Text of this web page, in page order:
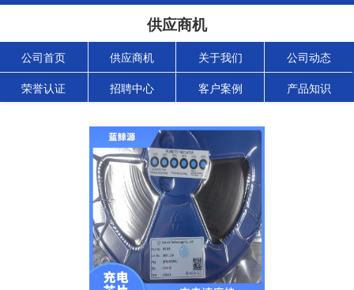
供应商机
公司首页 供应商机 关于我们 公司动态
荣誉认证 招聘中心 客户案例 产品知识